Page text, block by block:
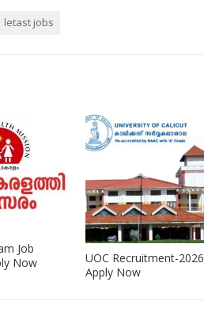
letast jobs
Job
Now
UOC Recruitment-2026
Apply Now